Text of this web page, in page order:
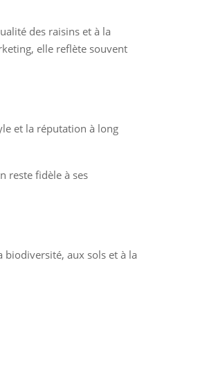
des raisins et à la
elle reflète souvent
et la réputation à long
reste fidèle à ses
biodiversité, aux sols et à la